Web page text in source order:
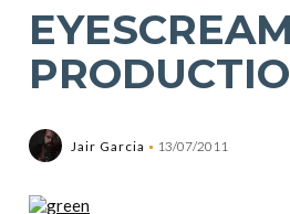
EYESCREAM
Jair Garcia 13/07/2011